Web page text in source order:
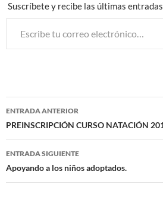
Suscríbete y recibe las últimas
Escribe tu correo electrónico…
Navegación
de
entradas
ENTRADA ANTERIOR
PREINSCRIPCIÓN CURSO NATACIÓN
ENTRADA SIGUIENTE
Apoyando a los niños adoptados.